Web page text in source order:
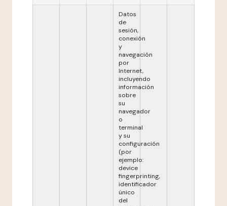
Datos
de
sesión,
conexión
y
navegación
por
Internet,
incluyendo
información
sobre
su
navegador
o
terminal
y su
configuración
(por
ejemplo:
device
fingerprinting,
identificador
único
del